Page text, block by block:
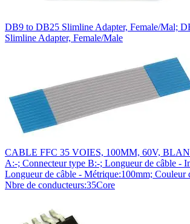
DB9 to DB25 Slimline Adapter, Female/Mal;
Slimline Adapter, Female/Male
CABLE FFC 35 VOIES, 100MM, 60V,
A:-; Connecteur type B:-; Longueur de câble -
Longueur de câble - Métrique:100mm; Couleur
Nbre de conducteurs:35Core